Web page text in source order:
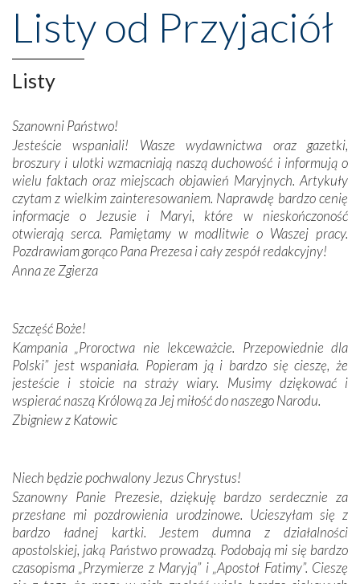
przeniosły nas do czasów, gdy świątynie bez wątpienia
wznoszono na chwałę Bożą, na przykład – w podzięce za
Opatrznościową pomoc w wygranej bitwie o
niepodległość kraju. Zachwyt budziła potężna, a zarazem
misterna architektura tych monumentalnych dzieł,
połączenie talentów z wytrwałością i pracowitością
budowniczych.
Podążyliśmy też śladami fatimskich wizjonerów – Łucji
dos Santos oraz świętych Hiacynty i Franciszka Marto.
Modliliśmy się przy ich grobach. Odprawiliśmy Drogę
Krzyżową w ich rodzinnych stronach, odwiedziliśmy
domy, w których żyli.
Darczyńców w ramach akcji „Twoje światło w Fatimie”.
Podczas tej kilkudniowej wyprawy na każdym kroku
spotykaliśmy się z serdeczną otwartością
Portugalczyków. Podziwialiśmy ich ludową sztukę i
zwyczaje. Mimo że nasze kraje są od siebie bardzo
oddalone, w żaden sposób nie czuliśmy się obco.
wspólnej wierze. Podczas wyjazdów do historycznych
miejsc, które znalazły się na trasie naszej pielgrzymki,
mieliśmy okazję przekonać się, że Maryja swoją opieką
otacza nie tylko nasz naród, lecz wszystkie nacje, które
się Jej ufnie oddają, a także każdą osobę, która zawierza
Jej siebie oraz swych bliskich.
Listy od Przyjaciół
Listy
Szanowni Państwo!
Jesteście wspaniali! Wasze wydawnictwa oraz gazetki,
broszury i ulotki wzmacniają naszą duchowość i informują o
wielu faktach oraz miejscach objawień Maryjnych. Artykuły
czytam z wielkim zainteresowaniem. Naprawdę bardzo cenię
informacje o Jezusie i Maryi, które w nieskończoność
otwierają serca. Pamiętamy w modlitwie o Waszej pracy.
Pozdrawiam gorąco Pana Prezesa i cały zespół redakcyjny!
Anna ze Zgierza
Szczęść Boże!
Kampania „Proroctwa nie lekceważcie. Przepowiednie dla
Polski” jest wspaniała. Popieram ją i bardzo się cieszę, że
jesteście i stoicie na straży wiary. Musimy dziękować i
wspierać naszą Królową za Jej miłość do naszego Narodu.
Zbigniew z Katowic
Niech będzie pochwalony Jezus Chrystus!
Szanowny Panie Prezesie, dziękuję bardzo serdecznie za
przesłane mi pozdrowienia urodzinowe. Ucieszyłam się z
bardzo ładnej kartki. Jestem dumna z działalności
apostolskiej, jaką Państwo prowadzą. Podobają mi się bardzo
czasopisma „Przymierze z Maryją” i „Apostoł Fatimy”. Cieszę